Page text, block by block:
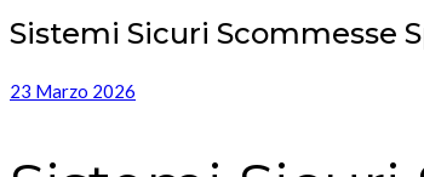
Sistemi Sicuri Scommesse
23 Marzo 2026